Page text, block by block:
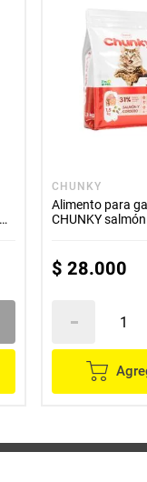
CHUNKY
Alimento para
CHUNKY
$ 28.000